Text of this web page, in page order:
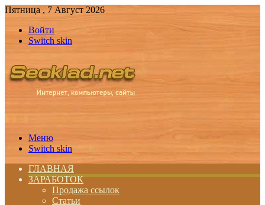
Пятница , 7 Август 2026
Войти
Switch skin
Меню
Switch skin
ГЛАВНАЯ
ЗАРАБОТОК
Продажа ссылок
Статьи